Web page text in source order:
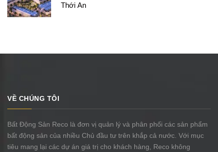
Thới An
VỀ CHÚNG TÔI
Bất Động Sản Reco là đơn vị quản lý và phân phối các sản phẩm
bất động sản của nhiều Chủ đầu tư trên khắp cả nước. Với mục
tiêu mang lại các dự án giá trị cho khách hàng, Reco không